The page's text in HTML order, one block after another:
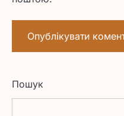
Пошук